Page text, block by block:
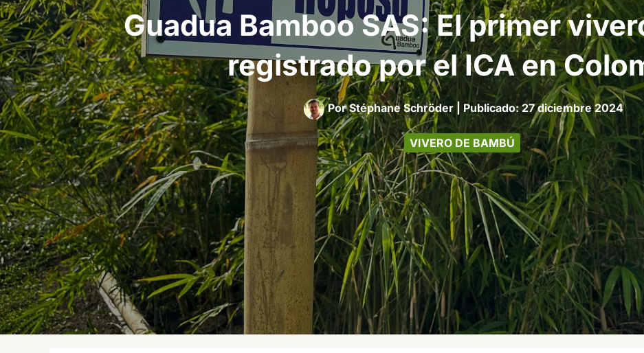
Guadua Bamboo SAS: El primer
registrado por el ICA en
Por Stéphane Schröder 27 diciembre 2024
VIVERO DE BAMBÚ